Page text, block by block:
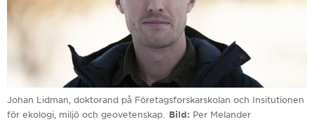
Johan Lidman, doktorand på Företagsforskarskolan och Insitutionen
för ekologi, miljö och geovetenskap. Bild Per Melander